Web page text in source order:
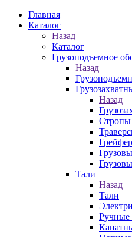
Главная
Каталог
Назад
Каталог
Грузоподъемное
Назад
Назад
Стропы
Тали
Назад
Тали
Ручные